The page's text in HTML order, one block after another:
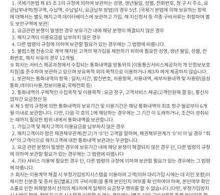
금납부내역(청구액, 수납액, 수납일시, 요금납부 방법)의 경우 5년. [국세기 본법에 의해 보유하는 항목
에 대해서는 별도 해지고객 데이터베이스에 보관하고 가입. 해 지신청서 등 각종 구비서류는 취합하여 별
도 보안구역에 보관]
화번호, 해지 사유의 경우 12개월.
⑤ 회사는 서비스 제공과정에서 수집되는 통화내역을 방통위의 [이동통신서비스제공자의 개 인정보보호
지침]을 준수하여 보관하고 있으며 보유목적 외의 목적으로 이용하거나 제3자 에게 제공하지 않습니다.
통화,데이터사용,정보이용료,국제전화 등)
업자간 요금정산 등
⑥ 제 5 항의 규정에 의한 통화내역의 보유기간 및 이용기간은 해당 통화내역의 최초 청구 월로부터 6개
월 이내로 보관합니다. 다만, 다음 각 호의 1에 해당하는 경우에는 그 기간 이 도래하거나, 조건이 성취되
는 때까지 필요한 범위 내에서 통화내역을 보관합니다.
사”의 고객이므로 해지고객에 대한 통화내역 보관과는 무관합니다.
에 의하여 보관할 필요가 있는 경우에는 그 법령에 따릅니다
에 따릅니다.
⑦ 회사는 이용계약 체결 시 부정가입방지시스템을 이용하여 고객(이하 대리가입 시에는 대 리인 포함)이
제시한 신분증 및 증서 등([별표2]의 구비서류)을 통해 본인인지 여부를 확 인하여야 하며, 본인여부 확인
소홀로 인한 피해발생시 선의의 제3자에게 일체의 요금청구 행위를 할 수 없습니다.(다만, 부정가입방지